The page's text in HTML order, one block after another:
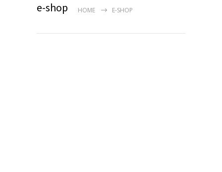
e-shop HOME E-SHOP